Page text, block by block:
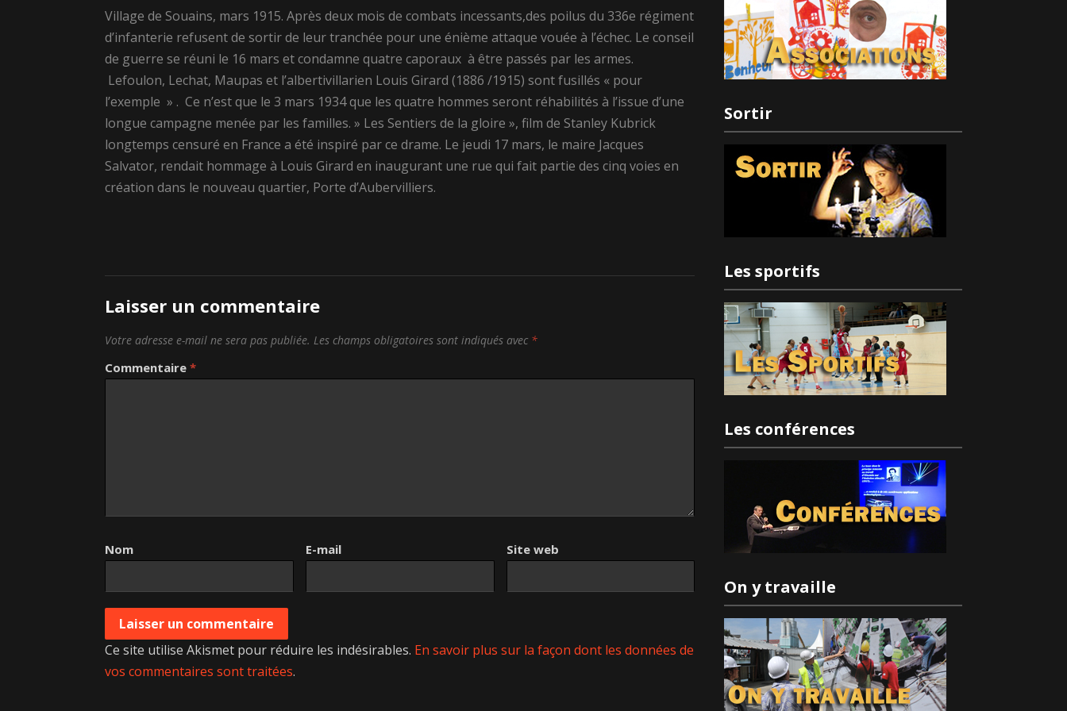
Village de Souains, mars 1915. Après deux mois de combats incessants,des poilus du 336e régiment
d’infanterie refusent de sortir de leur tranchée pour une énième attaque vouée à l’échec. Le conseil
de guerre se réuni le 16 mars et condamne quatre caporaux à être passés par les armes.
Lefoulon, Lechat, Maupas et l’albertivillarien Louis Girard (1886 /1915) sont fusillés « pour
l’exemple » . Ce n’est que le 3 mars 1934 que les quatre hommes seront réhabilités à l’issue d’une
longue campagne menée par les familles. » Les Sentiers de la gloire », film de Stanley Kubrick
longtemps censuré en France a été inspiré par ce drame. Le jeudi 17 mars, le maire Jacques
Salvator, rendait hommage à Louis Girard en inaugurant une rue qui fait partie des cinq voies en
création dans le nouveau quartier, Porte d’Aubervilliers.
Laisser un commentaire
Votre adresse e-mail ne sera pas publiée. Les champs obligatoires sont indiqués avec *
Commentaire *
Nom E-mail Site web
Ce site utilise Akismet pour réduire les indésirables. En savoir plus sur la façon dont les données de
vos commentaires sont traitées.
Sortir
Les sportifs
Les conférences
On y travaille